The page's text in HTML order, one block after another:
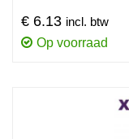
€ 6.13 incl. btw
Op voorraad